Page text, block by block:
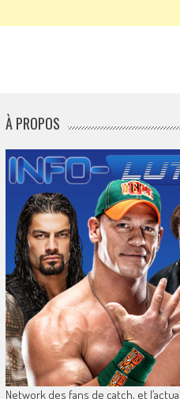
À PROPOS
Network des fans de catch, et